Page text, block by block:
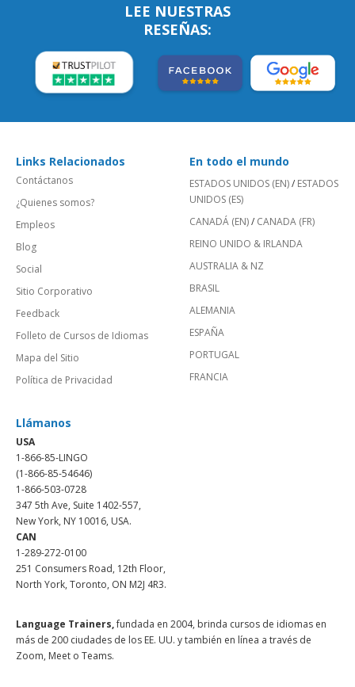
LEE NUESTRAS
RESEÑAS:
Links Relacionados
Contáctanos
¿Quienes somos?
Empleos
Blog
Social
Sitio Corporativo
Feedback
Folleto de Cursos de Idiomas
Mapa del Sitio
Política de Privacidad
En todo el mundo
ESTADOS UNIDOS (EN)/ ESTADOS
UNIDOS (ES)
CANADÁ (EN)/ CANADA (FR)
REINO UNIDO & IRLANDA
AUSTRALIA & NZ
BRASIL
ALEMANIA
ESPAÑA
PORTUGAL
FRANCIA
Llámanos
USA
1-866-85-LINGO
(1-866-85-54646)
1-866-503-0728
347 5th Ave, Suite 1402-557,
New York, NY 10016, USA.
CAN
1-289-272-0100
251 Consumers Road, 12th Floor,
North York, Toronto, ON M2J 4R3.
Language Trainers,fundada en 2004, brinda cursos de idiomas en
más de 200 ciudades de los EE. UU. y también en línea a través de
Zoom, Meet o Teams.